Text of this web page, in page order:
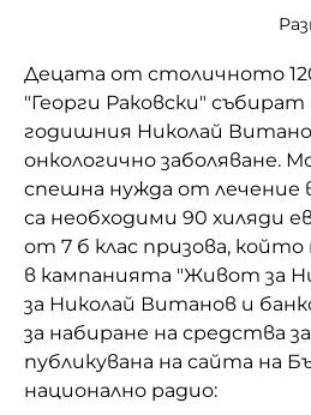
Децата от столичното
"Георги Раковски"
годишния Николай
онкологично заболяване.
спешна нужда от лечение
са необходими 90 хиляди
от 7 б клас призова,
в кампанията "Живот за
за Николай Витанов и
за набиране на средства
публикувана на сайта на
национално радио: